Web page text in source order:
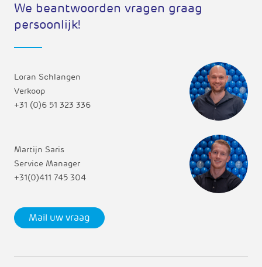
We beantwoorden vragen graag
persoonlijk!
Loran Schlangen
Verkoop
+31 (0)6 51 323 336
Martijn Saris
Service Manager
+31(0)411 745 304
Mail uw vraag